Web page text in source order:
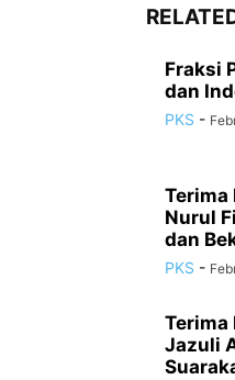
Fraksi
dan
PKS -
Terima
Nurul
dan
PKS -
Terima
Jazuli